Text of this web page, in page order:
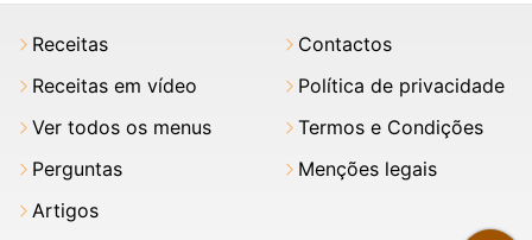
Receitas
Receitas em vídeo
Ver todos os menus
Perguntas
Artigos
Contactos
Política de privacidade
Termos e Condições
Menções legais